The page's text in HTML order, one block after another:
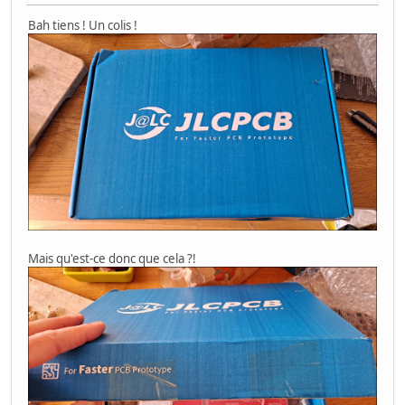
Bah tiens ! Un colis !
Mais qu'est-ce donc que cela ?!